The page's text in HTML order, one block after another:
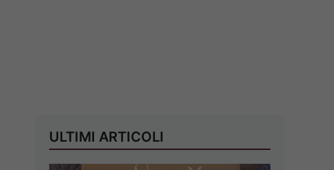
ULTIMI ARTICOLI